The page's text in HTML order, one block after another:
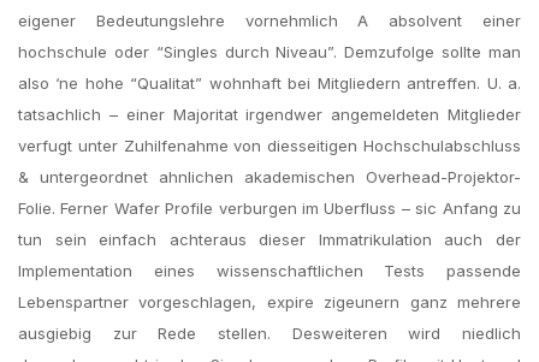
eigener Bedeutungslehre vornehmlich A absolvent einer
hochschule oder “Singles durch Niveau”. Demzufolge sollte man
also ‘ne hohe “Qualitat” wohnhaft bei Mitgliedern antreffen. U. a.
tatsachlich – einer Majoritat irgendwer angemeldeten Mitglieder
verfugt unter Zuhilfenahme von diesseitigen Hochschulabschluss
& untergeordnet ahnlichen akademischen Overhead-Projektor-
Folie. Ferner Wafer Profile verburgen im Uberfluss – sic Anfang zu
tun sein einfach achteraus dieser Immatrikulation auch der
Implementation eines wissenschaftlichen Tests passende
Lebenspartner vorgeschlagen, expire zigeunern ganz mehrere
ausgiebig zur Rede stellen. Desweiteren wird niedlich